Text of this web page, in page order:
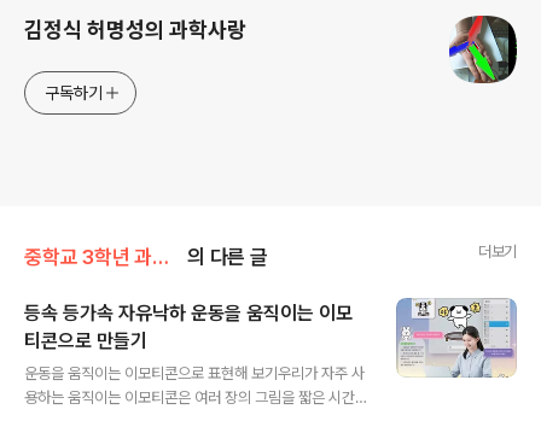
김정식 허명성의 과학사랑
구독하기
중학교 3학년 과학/3단원(운동과 에너지) 의 다른 글 더보기
등속 등가속 자유낙하 운동을 움직이는 이모
티콘으로 만들기
운동을 움직이는 이모티콘으로 표현해 보기우리가 자주 사
용하는 움직이는 이모티콘은 여러 장의 그림을 짧은 시간